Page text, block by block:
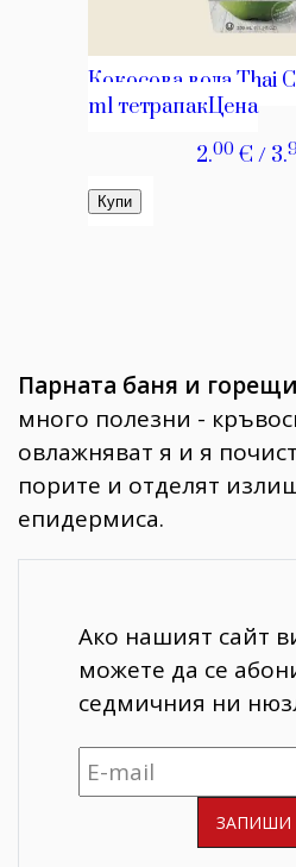
Парната баня и
много полезни -
овлажняват я и я
порите и отделят
епидермиса.
Ако нашият сайт
можете да се
седмичния ни